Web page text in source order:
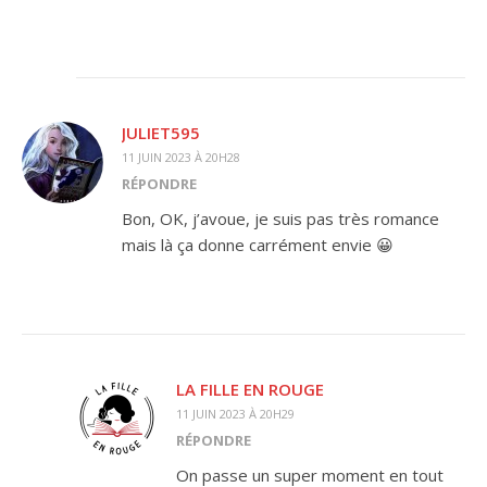
JULIET595
11 JUIN 2023 À 20H28
RÉPONDRE
Bon, OK, j’avoue, je suis pas très romance
mais là ça donne carrément envie 😀
LA FILLE EN ROUGE
11 JUIN 2023 À 20H29
RÉPONDRE
On passe un super moment en tout